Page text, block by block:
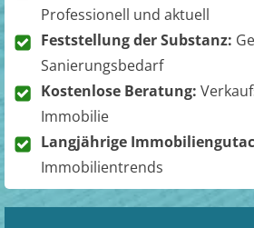
Professionell und aktuell
Feststellung der Substanz:
Sanierungsbedarf
Kostenlose Beratung:
Immobilie
Langjährige
Immobilientrends